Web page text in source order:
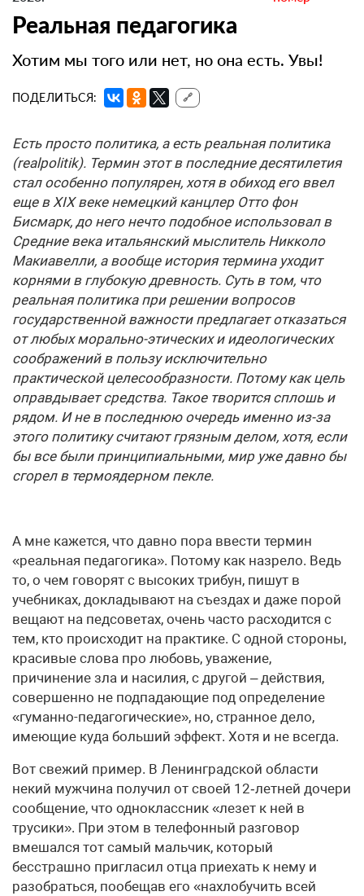
Реальная педагогика
Хотим мы того или нет, но она есть. Увы!
ПОДЕЛИТЬСЯ: 🔗
Есть просто политика, а есть реальная политика
(realpolitik). Термин этот в последние десятилетия
стал особенно популярен, хотя в обиход его ввел
еще в XIX веке немецкий канцлер Отто фон
Бисмарк, до него нечто подобное использовал в
Средние века итальянский мыслитель Никколо
Макиавелли, а вообще история термина уходит
корнями в глубокую древность. Суть в том, что
реальная политика при решении вопросов
государственной важности предлагает отказаться
от любых морально-этических и идеологических
соображений в пользу исключительно
практической целесообразности. Потому как цель
оправдывает средства. Такое творится сплошь и
рядом. И не в последнюю очередь именно из-за
этого политику считают грязным делом, хотя, если
бы все были принципиальными, мир уже давно бы
сгорел в термоядерном пекле.
А мне кажется, что давно пора ввести термин
«реальная педагогика». Потому как назрело. Ведь
то, о чем говорят с высоких трибун, пишут в
учебниках, докладывают на съездах и даже порой
вещают на педсоветах, очень часто расходится с
тем, кто происходит на практике. С одной стороны,
красивые слова про любовь, уважение,
причинение зла и насилия, с другой – действия,
совершенно не подпадающие под определение
«гуманно-педагогические», но, странное дело,
имеющие куда больший эффект. Хотя и не всегда.
Вот свежий пример. В Ленинградской области
некий мужчина получил от своей 12‑летней дочери
сообщение, что одноклассник «лезет к ней в
трусики». При этом в телефонный разговор
вмешался тот самый мальчик, который
бесстрашно пригласил отца приехать к нему и
разобраться, пообещав его «нахлобучить всей